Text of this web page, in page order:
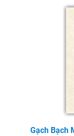
Gạch Bạch